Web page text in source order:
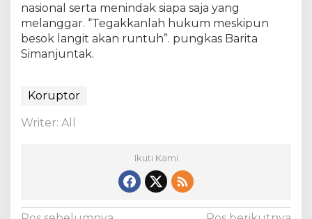
f
o
h
nasional serta menindak siapa saja yang
melanggar. “Tegakkanlah hukum meskipun
besok langit akan runtuh”. pungkas Barita
Simanjuntak.
Koruptor
Writer: All
Ikuti Kami